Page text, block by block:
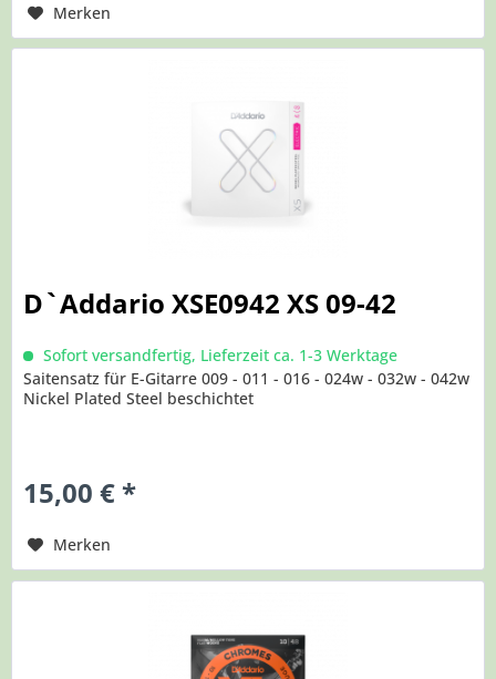
Merken
D`Addario XSE0942 XS 09-42
Sofort versandfertig, Lieferzeit ca. 1-3 Werktage
Saitensatz für E-Gitarre 009 - 011 - 016 - 024w - 032w - 042w
Nickel Plated Steel beschichtet
15,00 € *
Merken